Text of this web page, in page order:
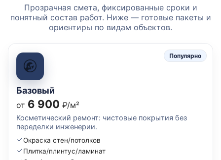
Прозрачная смета, фиксированные сроки и
понятный состав работ. Ниже — готовые пакеты и
ориентиры по видам объектов.
Популярно
Базовый
от 6 900 ₽/м²
Косметический ремонт: чистовые покрытия без
переделки инженерии.
Окраска стен/потолков
Плитка/плинтус/ламинат